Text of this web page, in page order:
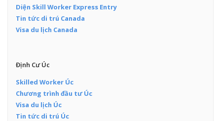
Diện Skill Worker Express Entry
Tin tức di trú Canada
Visa du lịch Canada
Định Cư Úc
Skilled Worker Úc
Chương trình đầu tư Úc
Visa du lịch Úc
Tin tức di trú Úc